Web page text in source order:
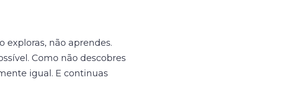
exploras, não aprendes.
Como não descobres
igual. E continuas